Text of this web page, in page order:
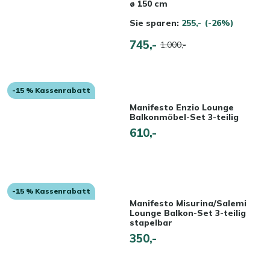
ø 150 cm
Sie sparen: 255,- (-26%)
745,- 1.000,-
-15 % Kassenrabatt
Manifesto Enzio Lounge
Balkonmӧbel-Set 3-teilig
610,-
-15 % Kassenrabatt
Manifesto Misurina/Salemi
Lounge Balkon-Set 3-teilig
stapelbar
350,-